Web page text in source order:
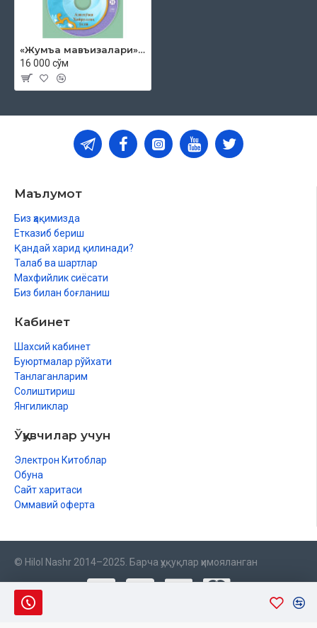
«Жумъа мавъизалари» 31-диск (CD МР3)
16 000 сўм
Маълумот
Биз ҳақимизда
Етказиб бериш
Қандай харид қилинади?
Талаб ва шартлар
Махфийлик сиёсати
Биз билан боғланиш
Кабинет
Шахсий кабинет
Буюртмалар рўйхати
Танлаганларим
Солиштириш
Янгиликлар
Ўқувчилар учун
Электрон Китоблар
Обуна
Сайт харитаси
Оммавий оферта
© Hilol Nashr 2014–2025. Барча ҳуқуқлар ҳимояланган